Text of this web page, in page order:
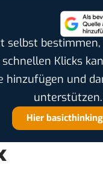
selbst
Klicks
hinzufügen und
Hier